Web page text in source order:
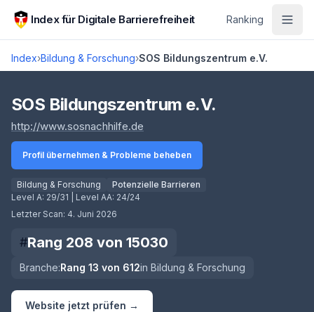
Zum Hauptinhalt springen
Index für Digitale Barrierefreiheit Ranking
Index›Bildung & Forschung›SOS Bildungszentrum e.V.
Score lädt
SOS Bildungszentrum e.V.
http://www.sosnachhilfe.de
Profil übernehmen & Probleme beheben
Bildung & Forschung
Potenzielle Barrieren
Level A: 29/31 | Level AA: 24/24
Letzter Scan: 4. Juni 2026
#Rang 208 von 15030
Branche:Rang 13 von 612in Bildung & Forschung
Website jetzt prüfen →